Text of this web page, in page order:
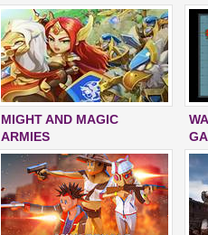
MIGHT AND MAGIC
ARMIES